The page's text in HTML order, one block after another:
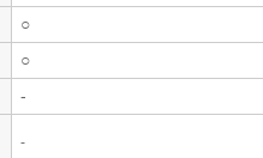
○
○
-
-